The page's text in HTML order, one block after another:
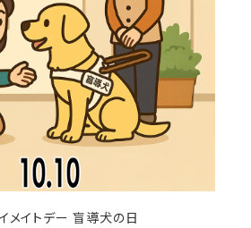
メイトデー 盲導犬の日